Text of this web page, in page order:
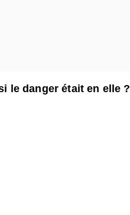
le danger était en elle ?